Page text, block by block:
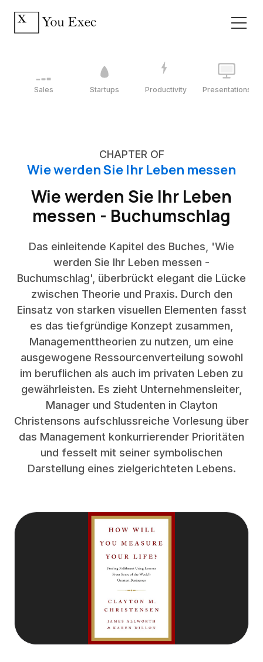
Sales Startups Productivity Presentations
CHAPTER OF
Wie werden Sie Ihr Leben messen
Wie werden Sie Ihr Leben
messen - Buchumschlag
Das einleitende Kapitel des Buches, 'Wie
werden Sie Ihr Leben messen -
Buchumschlag', überbrückt elegant die Lücke
zwischen Theorie und Praxis. Durch den
Einsatz von starken visuellen Elementen fasst
es das tiefgründige Konzept zusammen,
Managementtheorien zu nutzen, um eine
ausgewogene Ressourcenverteilung sowohl
im beruflichen als auch im privaten Leben zu
gewährleisten. Es zieht Unternehmensleiter,
Manager und Studenten in Clayton
Christensons aufschlussreiche Vorlesung über
das Management konkurrierender Prioritäten
und fesselt mit seiner symbolischen
Darstellung eines zielgerichteten Lebens.